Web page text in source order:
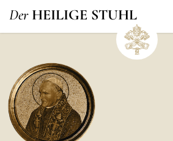
Der HEILIGE STUHL